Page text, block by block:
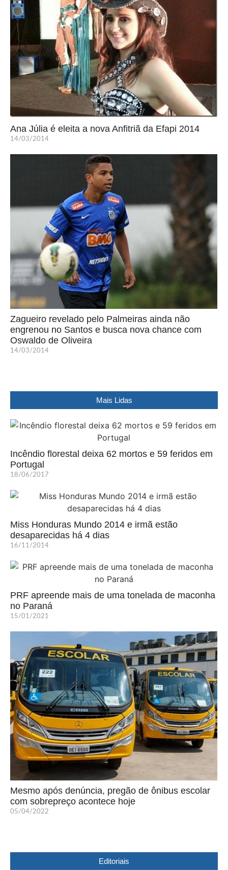
Ana Júlia é eleita a nova Anfitriã da Efapi 2014
14/03/2014
Zagueiro revelado pelo Palmeiras ainda não
engrenou no Santos e busca nova chance com
Oswaldo de Oliveira
14/03/2014
Mais Lidas
Incêndio florestal deixa 62 mortos e 59 feridos em
Portugal
18/06/2017
Miss Honduras Mundo 2014 e irmã estão
desaparecidas há 4 dias
16/11/2014
PRF apreende mais de uma tonelada de maconha
no Paraná
15/01/2021
Mesmo após denúncia, pregão de ônibus escolar
com sobrepreço acontece hoje
05/04/2022
Editoriais